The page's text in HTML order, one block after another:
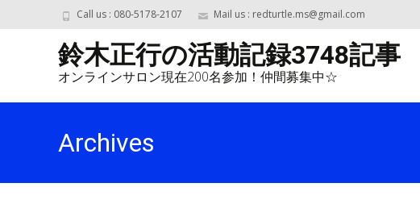
Call us : 080-5178-2107 Mail us : redturtle.ms@gmail.com
鈴木正行の活動記録3748記事
オンラインサロン現在200名参加！仲間募集中☆
Archives